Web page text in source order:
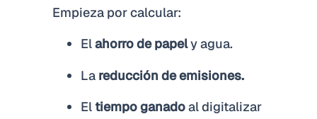
Empieza por calcular:
Elahorro de papely agua.
La reducción de emisiones.
El tiempo ganadoal digitalizar